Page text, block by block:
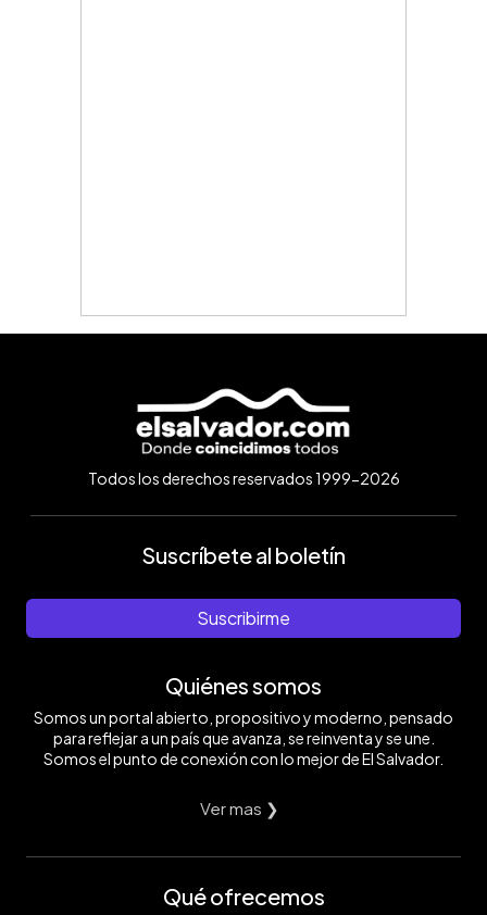
Todos los derechos reservados 1999-2026
Suscríbete al boletín
Suscribirme
Quiénes somos
Somos un portal abierto, propositivo y moderno, pensado
para reflejar a un país que avanza, se reinventa y se une.
Somos el punto de conexión con lo mejor de El Salvador.
Ver mas ❯
Qué ofrecemos